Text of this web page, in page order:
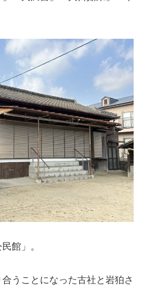
館」。
うことになった古社と岩狛さ